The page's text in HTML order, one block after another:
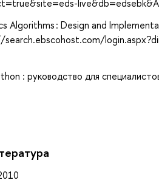
Algorithms : Design and
search.ebscohost.com/
: руководство для